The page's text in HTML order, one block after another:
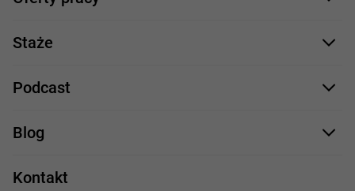
Nasze projekty
Profile zawodowe
Formularz aplikacyjny
.NET
C++
Staże
Staże IT
Podcast
Comarch Careers
Blog
Praca w IT
Kontakt